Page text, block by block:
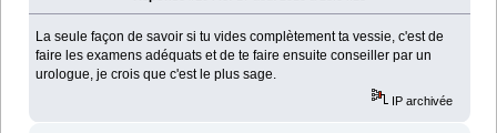
La seule façon de savoir si tu vides complètement ta vessie, c'est de
faire les examens adéquats et de te faire ensuite conseiller par un
urologue, je crois que c'est le plus sage.
IP archivée